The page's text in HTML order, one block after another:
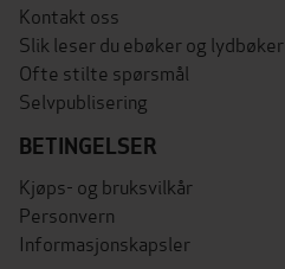
Kontakt oss
Slik leser du ebøker og lydbøker
Ofte stilte spørsmål
Selvpublisering
BETINGELSER
Kjøps- og bruksvilkår
Personvern
Informasjonskapsler